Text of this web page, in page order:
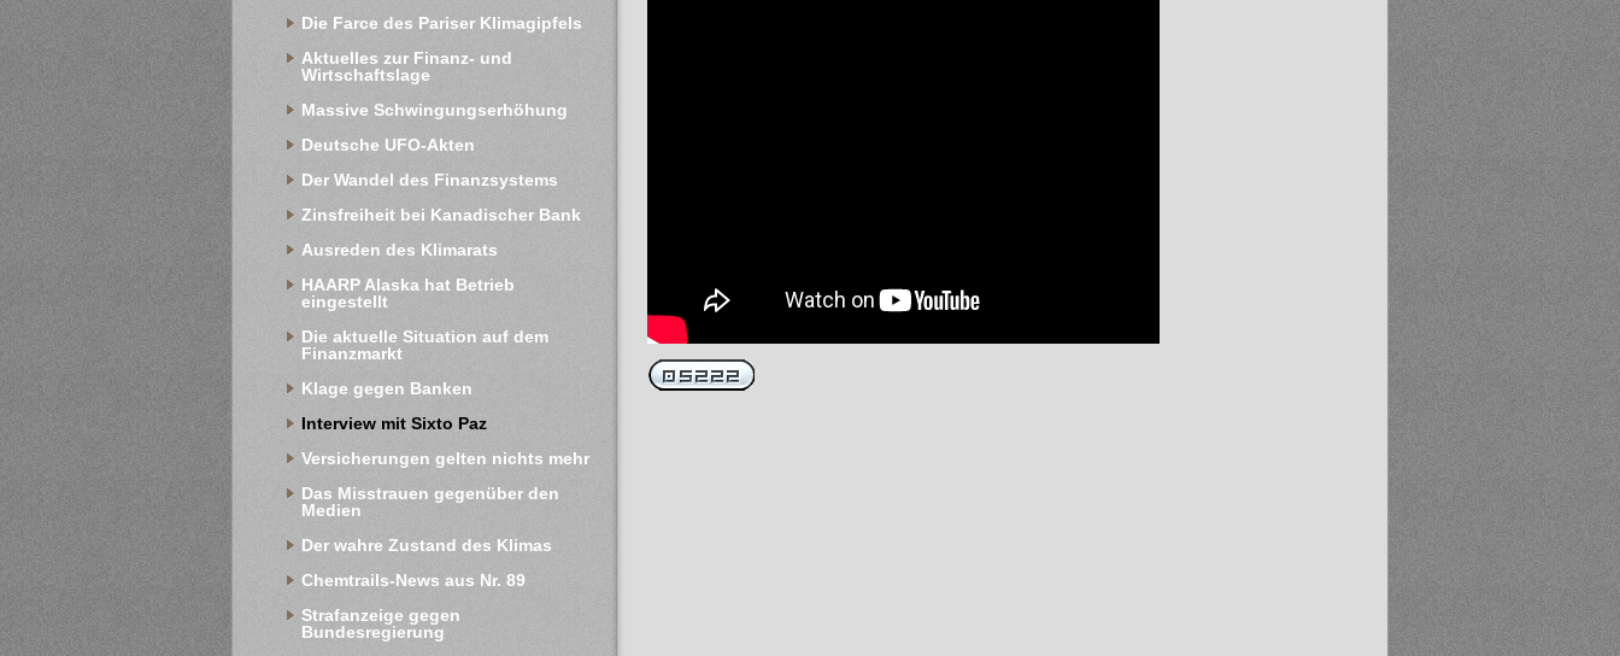
Die Farce des Pariser Klimagipfels
Aktuelles zur Finanz- und
Wirtschaftslage
Massive Schwingungserhöhung
Deutsche UFO-Akten
Der Wandel des Finanzsystems
Zinsfreiheit bei Kanadischer Bank
Ausreden des Klimarats
HAARP Alaska hat Betrieb
eingestellt
Die aktuelle Situation auf dem
Finanzmarkt
Klage gegen Banken
Interview mit Sixto Paz
Versicherungen gelten nichts mehr
Das Misstrauen gegenüber den
Medien
Der wahre Zustand des Klimas
Chemtrails-News aus Nr. 89
Strafanzeige gegen
Bundesregierung